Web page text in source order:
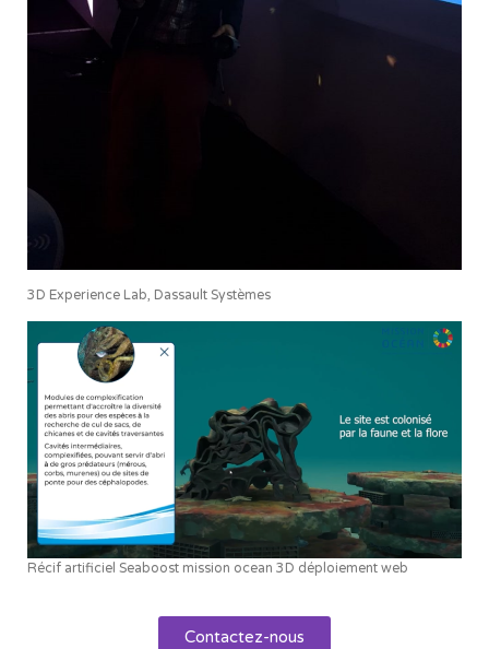
3D Experience Lab, Dassault Systèmes
Récif artificiel Seaboost mission ocean 3D déploiement web
Contactez-nous